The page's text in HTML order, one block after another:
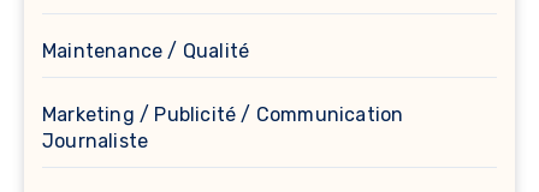
Maintenance / Qualité
Marketing / Publicité / Communication
Journaliste